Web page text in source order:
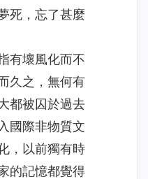
死，忘了甚麼
有壞風化而不
久之，無何有
都被囚於過去
國際非物質文
，以前獨有時
的記憶都覺得